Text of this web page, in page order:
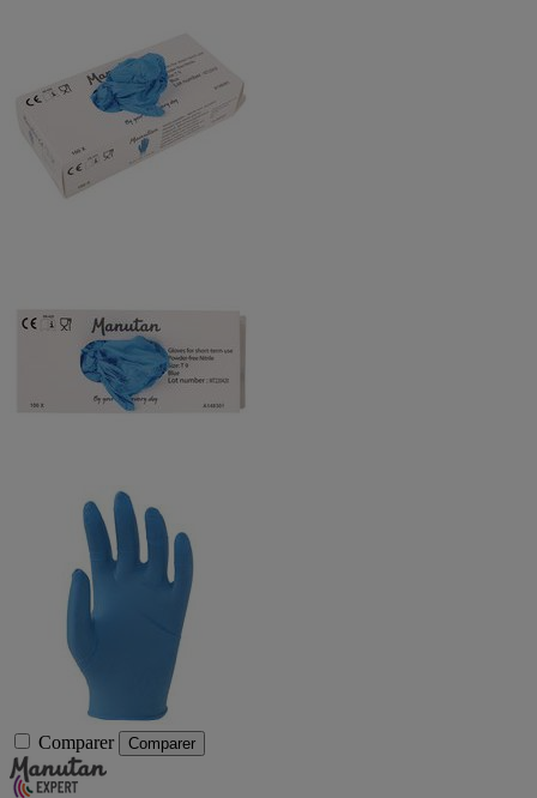
Comparer Comparer